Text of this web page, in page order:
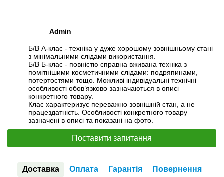
Admin
Б/В А-клас - техніка у дуже хорошому зовнішньому стані
з мінімальними слідами використання.
Б/В Б-клас - повністю справна вживана техніка з
помітнішими косметичними слідами: подряпинами,
потертостями тощо. Можливі індивідуальні технічні
особливості обов’язково зазначаються в описі
конкретного товару.
Клас характеризує переважно зовнішній стан, а не
працездатність. Особливості конкретного товару
зазначені в описі та показані на фото.
Поставити запитання
Доставка Оплата Гарантія Повернення